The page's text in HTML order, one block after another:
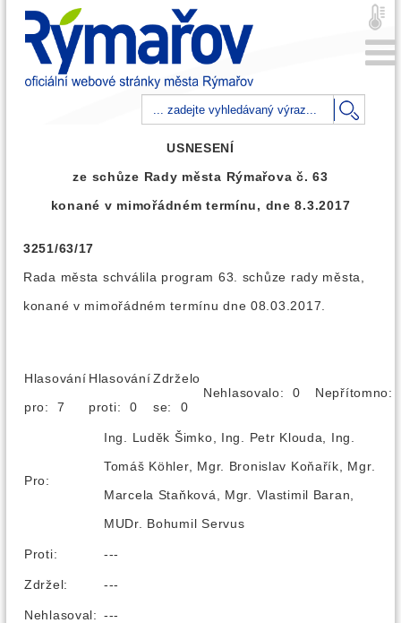
USNESENÍ
ze schůze Rady města Rýmařova č. 63
konané v mimořádném termínu, dne 8.3.2017
3251/63/17
Rada města schválila program 63. schůze rady města,
konané v mimořádném termínu dne 08.03.2017.
Hlasování
pro: 7
Hlasování
proti: 0
Zdrželo
se: 0
Nehlasovalo: 0
Pro:
Ing. Luděk Šimko, Ing. Petr Klouda, Ing.
Tomáš Köhler, Mgr. Bronislav Koňařík, Mgr.
Marcela Staňková, Mgr. Vlastimil Baran,
MUDr. Bohumil Servus
Proti: ---
Zdržel: ---
Nehlasoval: ---